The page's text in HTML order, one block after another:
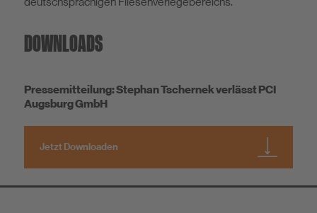
DOWNLOADS
Pressemitteilung: Stephan Tschernek verlässt PCI
Augsburg GmbH
Jetzt Downloaden